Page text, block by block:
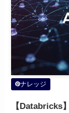
ナレッジ
【Databricks